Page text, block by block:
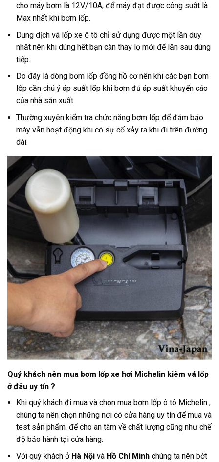
cho máy bơm là 12V/10A, để máy đạt được công suất là
Max nhất khi bơm lốp.
Dung dịch vá lốp xe ô tô chỉ sử dụng được một lần duy
nhất nên khi dùng hết bạn càn thay lọ mới để lần sau dùng
tiếp.
Do đây là dòng bơm lốp đồng hồ cơ nên khi các bạn bơm
lốp cần chú ý áp suất lốp khi bơm đủ áp suất khuyến cáo
của nhà sản xuất.
Thường xuyên kiểm tra chức năng bơm lốp để đảm bảo
máy vẫn hoạt động khi có sự cố xảy ra khi đi trên đường
dài.
Quý khách nên mua bơm lốp xe hơi Michelin kiêm vá lốp
ở đâu uy tín ?
Khi quý khách đi mua và chọn mua bơm lốp ô tô Michelin ,
chúng ta nên chọn những nơi có cửa hàng uy tín để mua và
test sản phẩm, để cho an tâm về chất lượng cũng như chế
độ bảo hành tại cửa hàng.
Với quý khách ở Hà Nội và Hồ Chí Minh chúng ta nên bớt